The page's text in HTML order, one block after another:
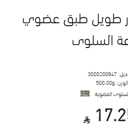
طويل طبق عضوي
السلوى
3000200847
الوزن: 500.00g
العضوية